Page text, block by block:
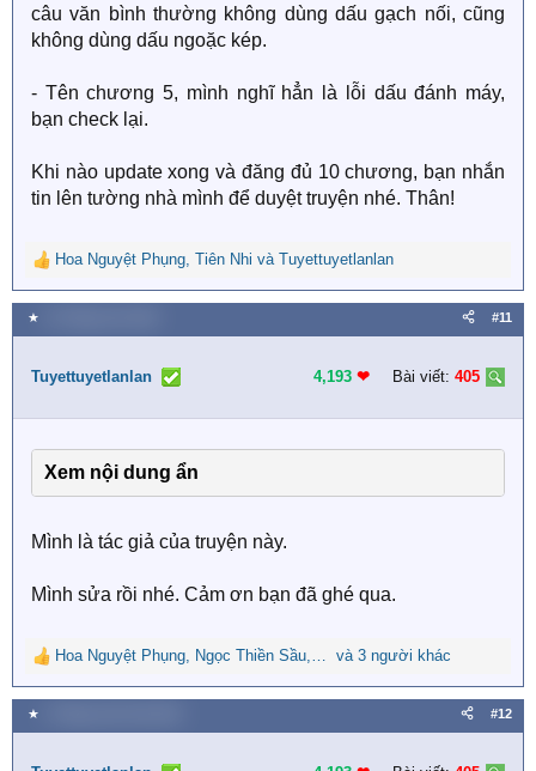
câu văn bình thường không dùng dấu gạch nối, cũng
không dùng dấu ngoặc kép.
- Tên chương 5, mình nghĩ hẳn là lỗi dấu đánh máy,
bạn check lại.
Khi nào update xong và đăng đủ 10 chương, bạn nhắn
tin lên tường nhà mình để duyệt truyện nhé. Thân!
R
e
a
c
i
n
Hoa Nguyệt Phụng, Tiên Nhi và Tuyettuyetlanlan
★ #11
Tuyettuyetlanlan 4,193 ❤︎ Bài viết: 405
Xem nội dung ẩn
Mình là tác giả của truyện này.
Mình sửa rồi nhé. Cảm ơn bạn đã ghé qua.
R
e
a
c
Hoa Nguyệt Phụng, Ngọc Thiền Sầu, Thùy Minh
và 3 người khác
★ #12